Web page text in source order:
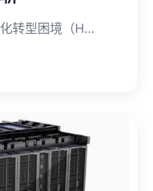
转型困境（H…